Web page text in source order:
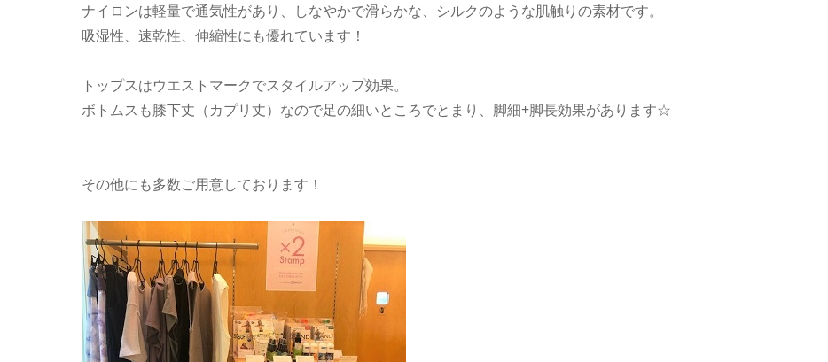
ナイロンは軽量で通気性があり、しなやかで滑らかな、シルクのような肌触りの素材です。
吸湿性、速乾性、伸縮性にも優れています！
トップスはウエストマークでスタイルアップ効果。
ボトムスも膝下丈（カプリ丈）なので足の細いところでとまり、脚細+脚長効果があります☆
その他にも多数ご用意しております！